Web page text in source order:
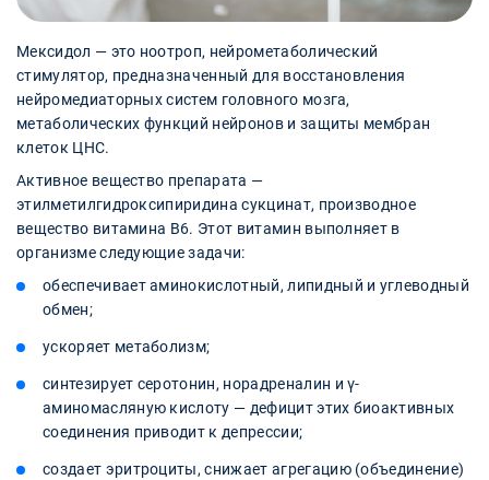
Мексидол — это ноотроп, нейрометаболический
стимулятор, предназначенный для восстановления
нейромедиаторных систем головного мозга,
метаболических функций нейронов и защиты мембран
клеток ЦНС.
Активное вещество препарата —
этилметилгидроксипиридина сукцинат, производное
вещество витамина B6. Этот витамин выполняет в
организме следующие задачи:
обеспечивает аминокислотный, липидный и углеводный
обмен;
ускоряет метаболизм;
синтезирует серотонин, норадреналин и γ-
аминомасляную кислоту — дефицит этих биоактивных
соединения приводит к депрессии;
создает эритроциты, снижает агрегацию (объединение)